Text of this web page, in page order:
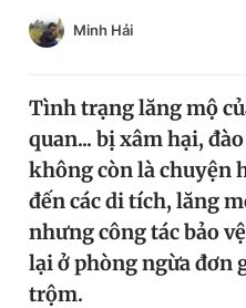
Chuyên mục khác
Tin thị trường
Video
Sản phẩm khác
Tin đã xem
Đăng xuất
Minh Hải
Tình trạng lăng mộ
quan... bị xâm hại,
không còn là chuyện
đến các di tích, lăng
nhưng công tác bảo
lại ở phòng ngừa đơn
trộm.